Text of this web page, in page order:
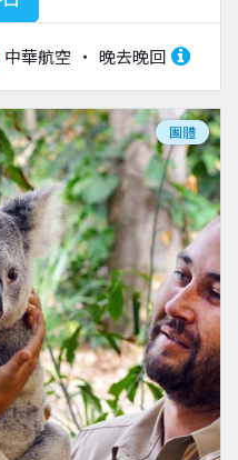
中華航空 晚去晚回
團體